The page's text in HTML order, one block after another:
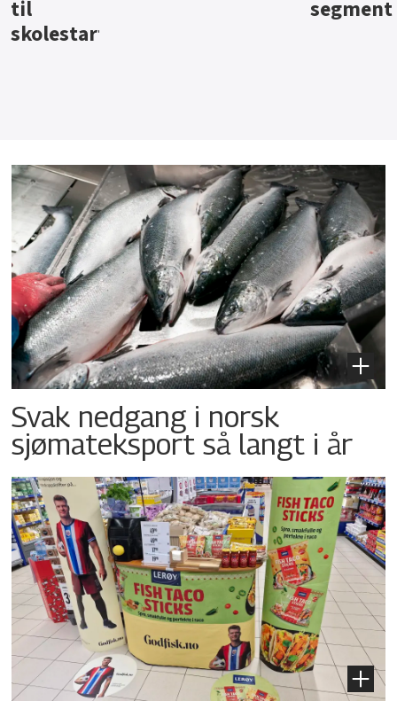
Svak nedgang i norsk
sjømateksport så langt i år